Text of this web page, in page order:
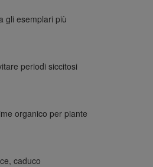
gli esemplari più
periodi siccitosi
organico per piante
caduco